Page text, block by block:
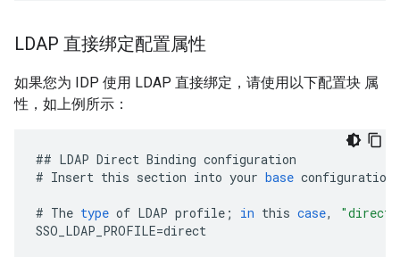
LDAP 直接绑定配置属性
如果您为 IDP 使用 LDAP 直接绑定，请使用以下配置块 属
性，如上例所示：
## LDAP Direct Binding configuration
# Insert this section into your base configuration
# The type of LDAP profile ; in this case,
"direct"
SSO_LDAP_PROFILE=direct